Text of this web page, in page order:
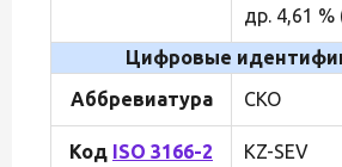
др. 4,61 %
Цифровые
Аббревиатура
СКО
Код ISO 3166-2 KZ-SEV